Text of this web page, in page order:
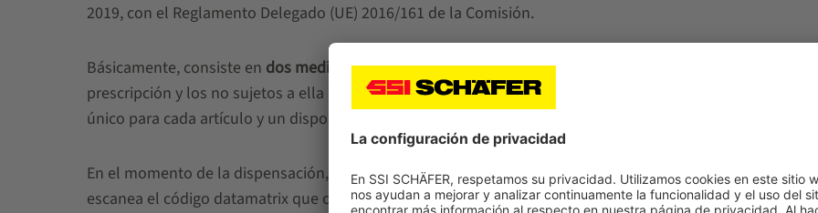
2019, con el Reglamento Delegado (UE) 2016/161 de la Comisión.
Básicamente, consiste en dos medidas de seguridad aplicables a todos los envases de medicamentos
prescripción y los no sujetos a ella pero que estén expuestos a un alto riesgo de falsificación: un
único para cada artículo y un dispositivo contra manipulaciones.
En el momento de la dispensación, se comprueba la integridad del dispositivo contra manipulaciones y se
escanea el código datamatrix que contiene la información del identificador. Para comprobar la